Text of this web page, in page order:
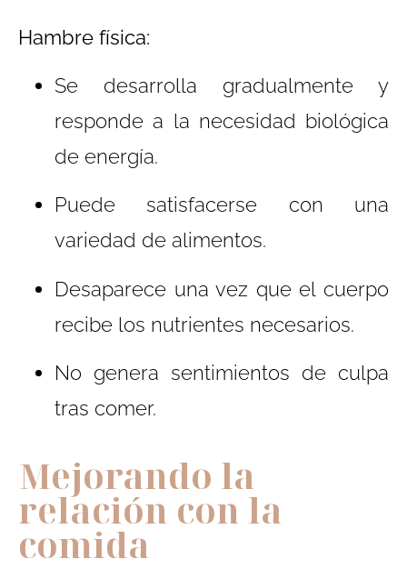
Hambre física:
Se desarrolla gradualmente y
responde a la necesidad biológica
de energía.
Puede satisfacerse con una
variedad de alimentos.
Desaparece una vez que el cuerpo
recibe los nutrientes necesarios.
No genera sentimientos de culpa
tras comer.
Mejorando la
relación con la
comida